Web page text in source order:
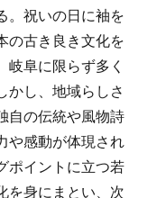
。祝いの日に袖を
の古き良き文化を
阜に限らず多く
かし、地域らしさ
自の伝統や風物詩
や感動が体現され
ポイントに立つ若
を身にまとい、次